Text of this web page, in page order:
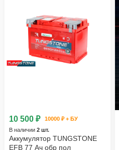
10 500 ₽
10000 ₽ + БУ
В наличии 2 шт.
Аккумулятор TUNGSTONE
EFB 77 Ач обр пол